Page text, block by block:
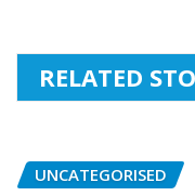
RELATED
UNCATEGORISED